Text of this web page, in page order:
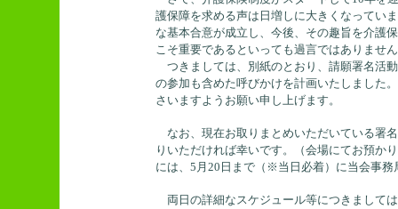
護保障を求める声は日増しに大きくなってい
な基本合意が成立し、今後、その趣旨を介護
こそ重要であるといっても過言ではありませ
つきましては、別紙のとおり、請願署名活
の参加も含めた呼びかけを計画いたしました
さいますようお願い申し上げます。
なお、現在お取りまとめいただいている署
りいただければ幸いです。（会場にてお預か
には、5月20日まで（※当日必着）に当会事
両日の詳細なスケジュール等につきまして